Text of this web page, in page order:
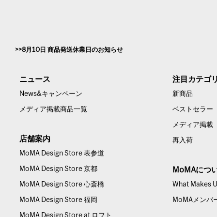
8月10日 商品発送休業日のお知らせ
ニュース
News&キャンペーン
メディア掲載商品一覧
店舗案内
MoMA Design Store 表参道
MoMA Design Store 京都
MoMA Design Store 心斎橋
MoMA Design Store 福岡
MoMA Design Store at ロフト
注目カテゴ
新商品
ベストセラー
メディア掲載
再入荷
MoMAにつ
What Makes
MoMAメンバ